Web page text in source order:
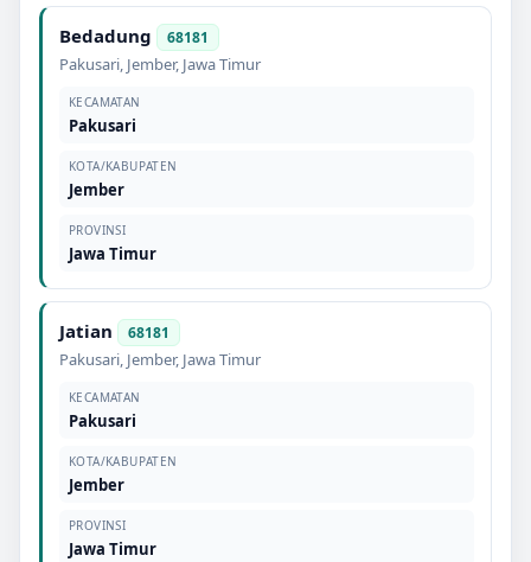
Bedadung 68181
Pakusari, Jember, Jawa Timur
KECAMATAN
Pakusari
KOTA/KABUPATEN
Jember
PROVINSI
Jawa Timur
Jatian 68181
Pakusari, Jember, Jawa Timur
KECAMATAN
Pakusari
KOTA/KABUPATEN
Jember
PROVINSI
Jawa Timur